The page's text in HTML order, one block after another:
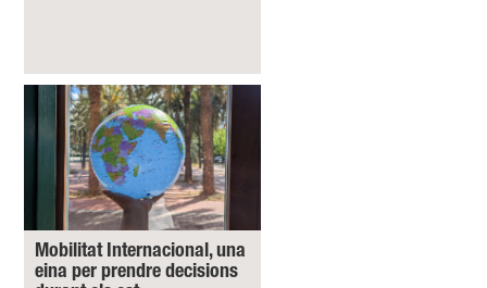
Mobilitat Internacional, una
eina per prendre decisions